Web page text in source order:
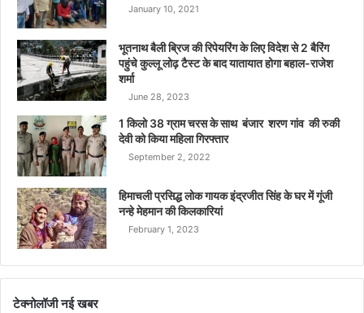
January 10, 2021
भूतनाथ बैली ब्रिज की रिपेयरिंग के लिए विदेश से 2 बैरिंग
पहुंचे कुल्लू लोढ़ टैस्ट के बाद यातायात होगा बहाल-राजेश
शर्मा
June 28, 2023
1 किलो 38 ग्राम चरस के साथ बंजार शरण गांव की रुकी
देवी को किया महिला गिरफ्तार
September 2, 2022
हिमाचली प्रसिद्ध लोक गायक इंद्रजीत सिंह के घर में गूंजी
नन्हे मेहमान की किलकारियां
February 1, 2023
टेक्नोलॉजी नई खबर